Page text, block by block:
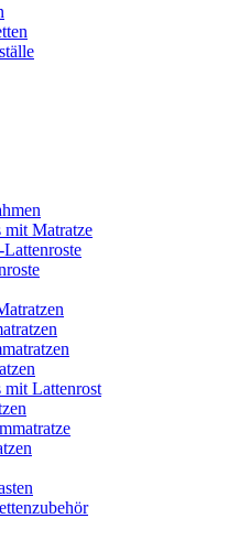
mit Matratze
mit Lattenrost